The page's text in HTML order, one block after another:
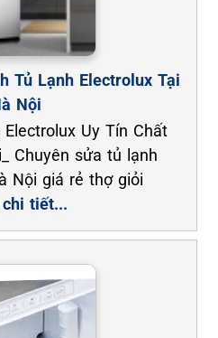
Tủ Lạnh Electrolux Tại
Nội
Uy Tín Chất
Chuyên sửa tủ lạnh
Nội giá rẻ thợ giỏi
tiết...